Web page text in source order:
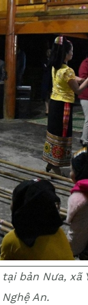
bản Nưa, xã
Nghệ An.